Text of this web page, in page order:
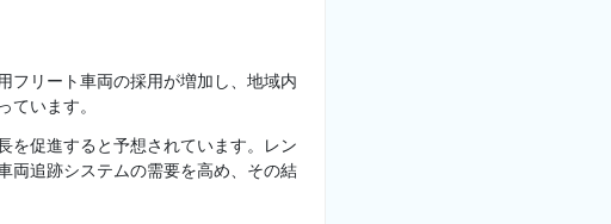
フリート車両の採用が増加し、地域内
ています。
を促進すると予想されています。レン
両追跡システムの需要を高め、その結